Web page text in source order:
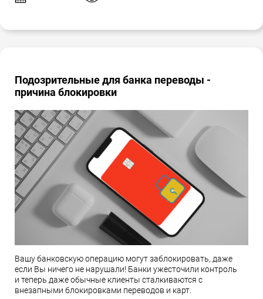
Подозрительные для банка переводы -
причина блокировки
Вашу банковскую операцию могут заблокировать, даже
если Вы ничего не нарушали! Банки ужесточили контроль
и теперь даже обычные клиенты сталкиваются с
внезапными блокировками переводов и карт.